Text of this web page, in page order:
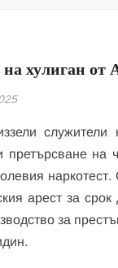
хулиган от
претърсване
арест за
за